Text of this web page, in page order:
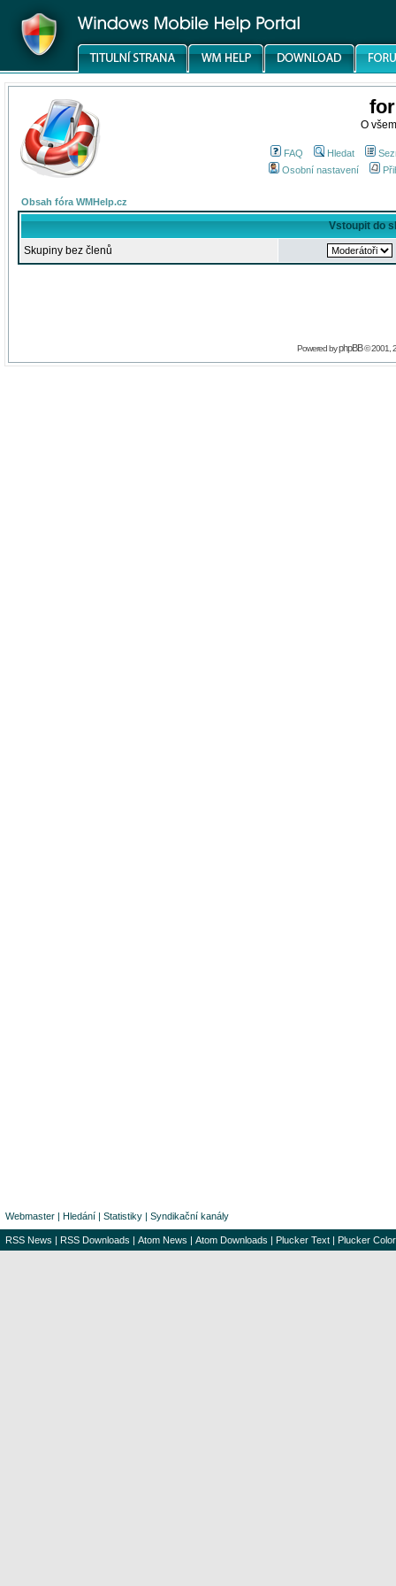
O
FAQ Hledat
Osobní nastavení
Obsah fóra WMHelp.cz
Vstoupit do
Skupiny bez členů
Powered byphpBB© 2001,
Webmaster | Hledání | Statistiky | Syndikační kanály
RSS News | RSS Downloads | Atom News | Atom Downloads | Plucker Text | Plucker Color